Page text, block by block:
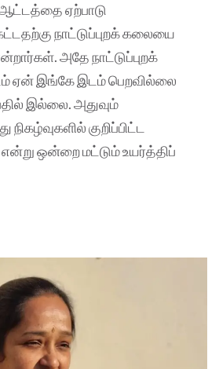
ஏற்பாடு
நாட்டுப்புறக் கலையை
அதே நாட்டுப்புறக்
ஏன் இங்கே இடம் பெறவில்லை
இல்லை. அதுவும்
குறிப்பிட்ட
ஒன்றை மட்டும் உயர்த்திப்